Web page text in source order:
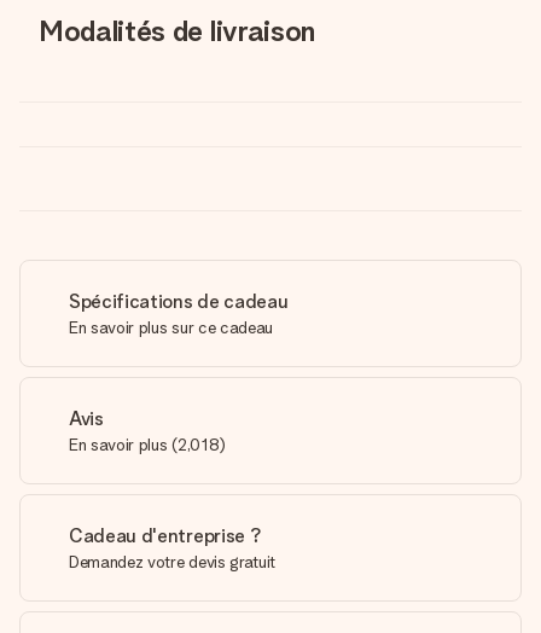
Modalités de livraison
Spécifications de cadeau
En savoir plus sur ce cadeau
Avis
En savoir plus (2,018)
Cadeau d'entreprise ?
Demandez votre devis gratuit